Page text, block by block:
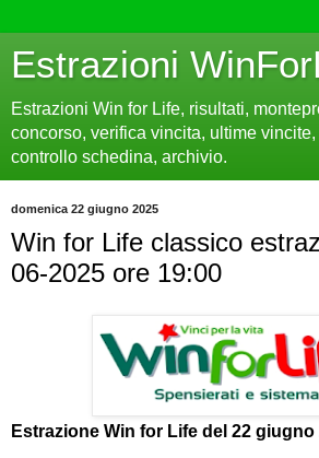
Estrazioni
Estrazioni Win for Life, risultati,
concorso, verifica vincita, ultime
controllo schedina, archivio.
domenica 22 giugno 2025
Win for Life classico
06-2025 ore 19:00
Estrazione Win for Life del 22 giugno